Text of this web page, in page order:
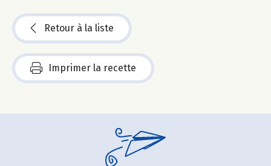
Retour à la liste
Imprimer la recette